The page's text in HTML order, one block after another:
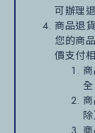
可辦理
商品退
您的商
價支付
全
除